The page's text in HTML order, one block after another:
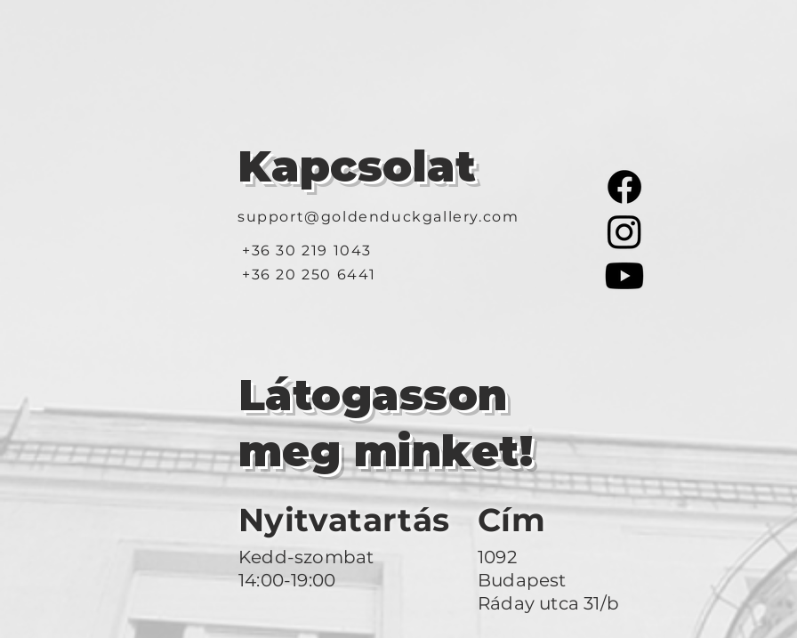
Kapcsolat
support@goldenduckgallery.com
+36 30 219 1043
+36 20 250 6441
Látogasson
meg minket!
Nyitvatartás Cím
Kedd-szombat
14:00-19:00
1092
Budapest
Ráday utca 31/b